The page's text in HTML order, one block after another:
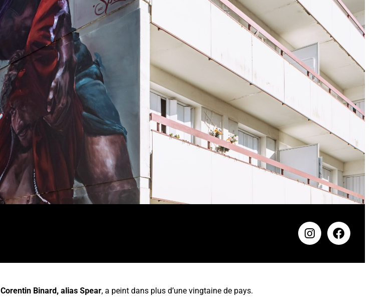
Corentin Binard, alias Spear, a peint dans plus d’une vingtaine de pays.